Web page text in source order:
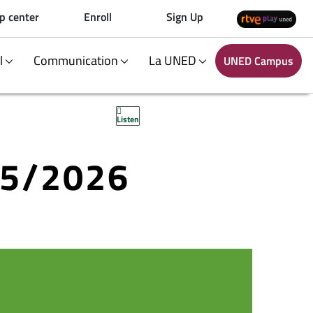
center Enroll Sign Up
Communication La UNED UNED Campus
Listen
2026